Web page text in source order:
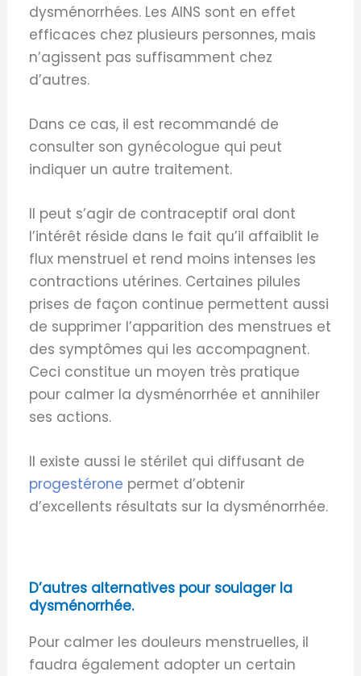
dysménorrhées. Les AINS sont en effet
efficaces chez plusieurs personnes, mais
n’agissent pas suffisamment chez
d’autres.
Dans ce cas, il est recommandé de
consulter son gynécologue qui peut
indiquer un autre traitement.
Il peut s’agir de contraceptif oral dont
l’intérêt réside dans le fait qu’il affaiblit le
flux menstruel et rend moins intenses les
contractions utérines. Certaines pilules
prises de façon continue permettent aussi
de supprimer l’apparition des menstrues et
des symptômes qui les accompagnent.
Ceci constitue un moyen très pratique
pour calmer la dysménorrhée et annihiler
ses actions.
Il existe aussi le stérilet qui diffusant de
progestérone permet d’obtenir
d’excellents résultats sur la dysménorrhée.
D’autres alternatives pour soulager la
dysménorrhée.
Pour calmer les douleurs menstruelles, il
faudra également adopter un certain